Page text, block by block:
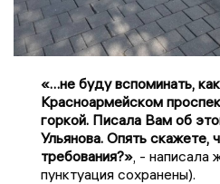
«…не буду вспоминать,
Красноармейском
горкой. Писала Вам об
Ульянова. Опять скажете,
требования?» , -
пунктуация сохранены).